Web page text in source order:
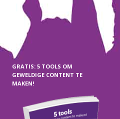
GRATIS: 5 TOOLS OM
GEWELDIGE CONTENT TE
MAKEN!